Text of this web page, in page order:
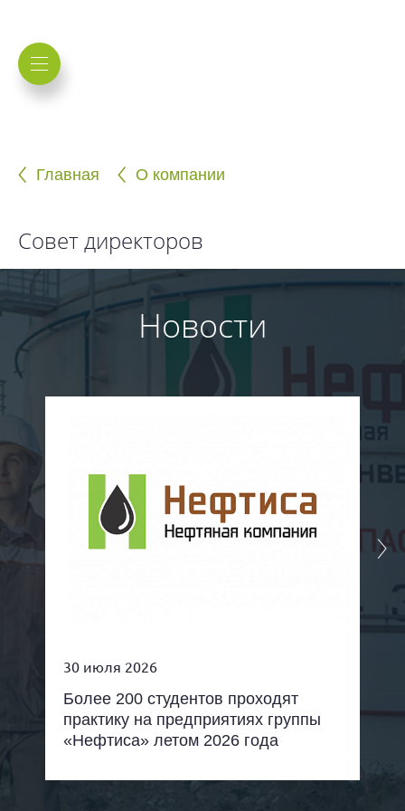
Главная О компании
Совет директоров
Новости
30 июля 2026
Более 200 студентов проходят
практику на предприятиях группы
«Нефтиса» летом 2026 года